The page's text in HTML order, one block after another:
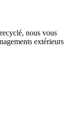
nous vous
extérieurs